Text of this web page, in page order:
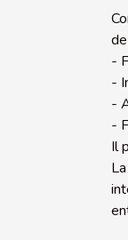
de
-
-
-
-
Il